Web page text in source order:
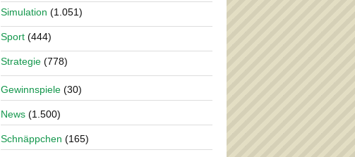
Simulation (1.051)
Sport (444)
Strategie (778)
Gewinnspiele (30)
News (1.500)
Schnäppchen (165)